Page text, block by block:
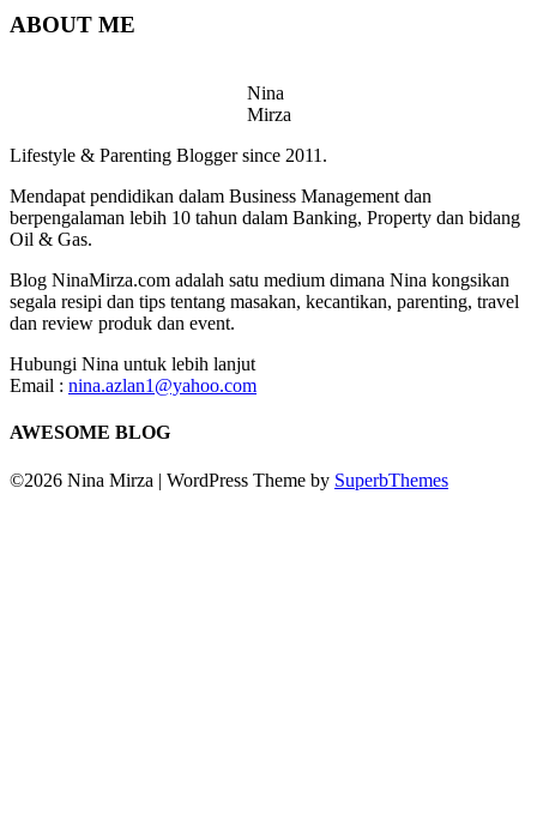
ABOUT ME
Nina
Mirza
Lifestyle & Parenting Blogger since 2011.
Mendapat pendidikan dalam Business Management dan
berpengalaman lebih 10 tahun dalam Banking, Property dan bidang
Oil & Gas.
Blog NinaMirza.com adalah satu medium dimana Nina kongsikan
segala resipi dan tips tentang masakan, kecantikan, parenting, travel
dan review produk dan event.
Hubungi Nina untuk lebih lanjut
Email : nina.azlan1@yahoo.com
AWESOME BLOG
©2026 Nina Mirza | WordPress Theme by SuperbThemes